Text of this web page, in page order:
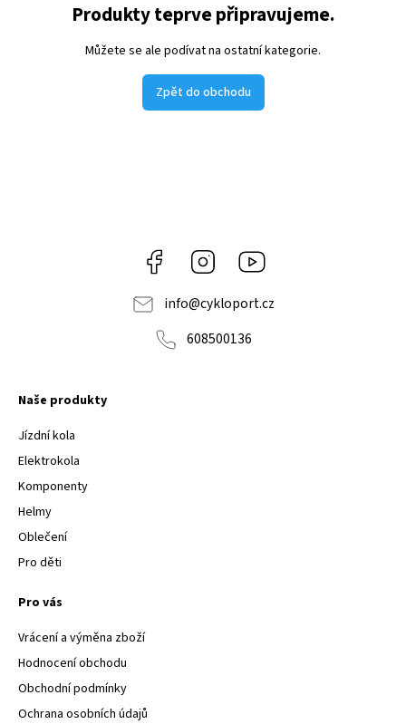
Produkty teprve připravujeme.
Můžete se ale podívat na ostatní kategorie.
Zpět do obchodu
Facebook Instagram
info@cykloport.cz
608500136
Naše produkty
Jízdní kola
Elektrokola
Komponenty
Helmy
Oblečení
Pro děti
Pro vás
Vrácení a výměna zboží
Hodnocení obchodu
Obchodní podmínky
Ochrana osobních údajů